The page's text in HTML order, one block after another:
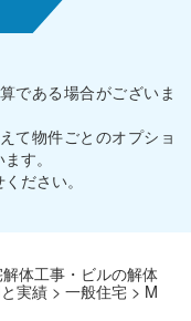
である場合がございま
て物件ごとのオプショ
す。
ださい。
体工事・ビルの解体
実績 >一般住宅>M